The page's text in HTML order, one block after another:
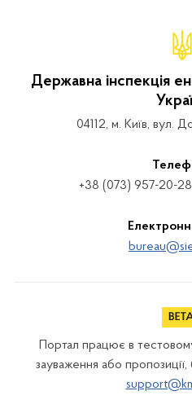
Державна інспекція
04112, м. Київ, вул.
+38 (073) 957-20-28
Портал працює в
зауваження або